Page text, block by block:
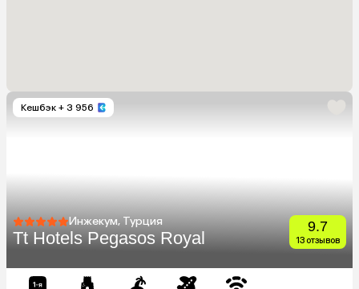
Кешбэк + 3 956
Инжекум, Турция
Tt Hotels Pegasos Royal
9.7
13 отзывов